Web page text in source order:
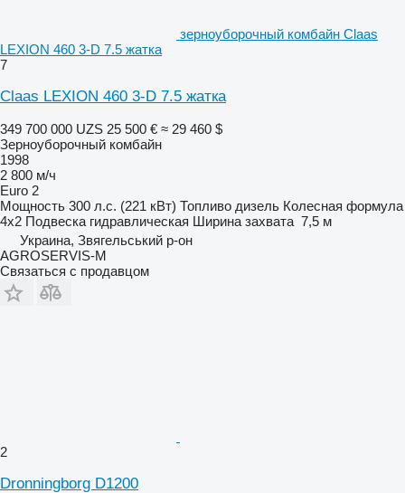
зерноуборочный комбайн Claas
LEXION 460 3-D 7.5 жатка
7
Claas LEXION 460 3-D 7.5 жатка
349 700 000 UZS 25 500 € ≈ 29 460 $
Зерноуборочный комбайн
1998
2 800 м/ч
Euro 2
Мощность 300 л.с. (221 кВт) Топливо дизель Колесная формула
4x2 Подвеска гидравлическая Ширина захвата 7,5 м
Украина, Звягельський р-он
AGROSERVIS-M
Связаться с продавцом
2
Dronningborg D1200